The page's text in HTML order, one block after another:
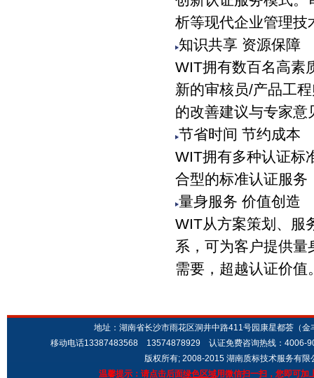
析等现代企业管理技
知识共享 资源保障
WIT拥有数百名高素
新的审核员/产品工
的改善建议与专家意
节省时间 节约成本
WIT拥有多种认证标
合型的标准认证服务
量身服务 价值创造
WIT从方案策划、服
系，可为客户提供
需要，超越认证价
地址：湖南省长沙市雨花区洞井中路411号园康星都荟（
移动电话13387483568 13574878929 认证免费咨询热线：4006-
版权所有; 2008-2015 湖南质标技术服务有限
温馨提示：请点击后面绿色区域用微信扫一扫，您即可加